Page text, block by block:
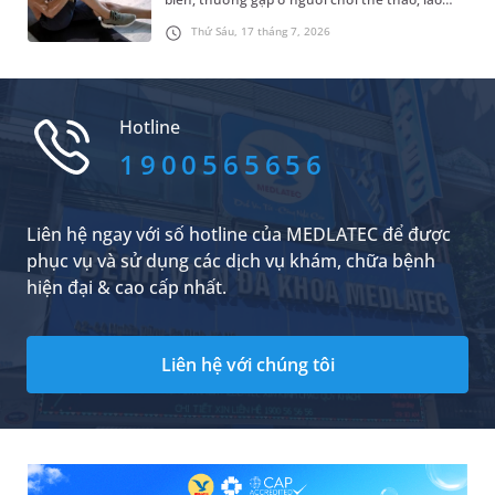
Thứ Sáu, 17 tháng 7, 2026
động nặng hoặc người cao tuổi do gân bị thoái
hóa. Không ít người băn khoăn liệu hiện tượng
thương này có thể phục hồi hoàn toàn hay
đoán và điều trị đúng thời điểm, tình trạng rách
đứt gân chi dưới có thể gây hạn chế vận động,
teo cơ và ảnh hưởng lâu dài đến khả năng đi lại
Hotline
1900565656
Liên hệ ngay với số hotline của MEDLATEC để được
phục vụ và sử dụng các dịch vụ khám, chữa bệnh
hiện đại & cao cấp nhất.
Liên hệ với chúng tôi